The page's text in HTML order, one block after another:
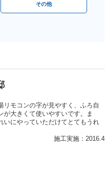
その他
リモコンの字が見やすく、ふろ自
が大きくて使いやすいです。ま
いにやっていただけてとてもうれ
施工実施：2016.4